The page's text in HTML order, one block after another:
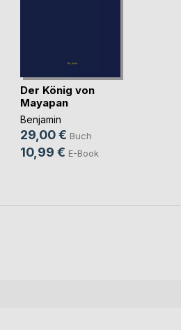
Der König von
Mayapan
Benjamin
29,00 € Buch
10,99 € E-Book